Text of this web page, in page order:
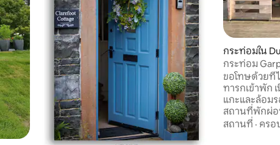
กระท่อมใน
lloway
กระท่อม
ขอโทษด้วยที่
ทารกเข้าพัก
แกะและล้อมรอบด้ว
สถานที่พักผ่อ
บนระเบียงส่ว
สถานที่ · ครอ